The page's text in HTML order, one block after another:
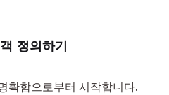
정의하기
확함으로부터 시작합니다.